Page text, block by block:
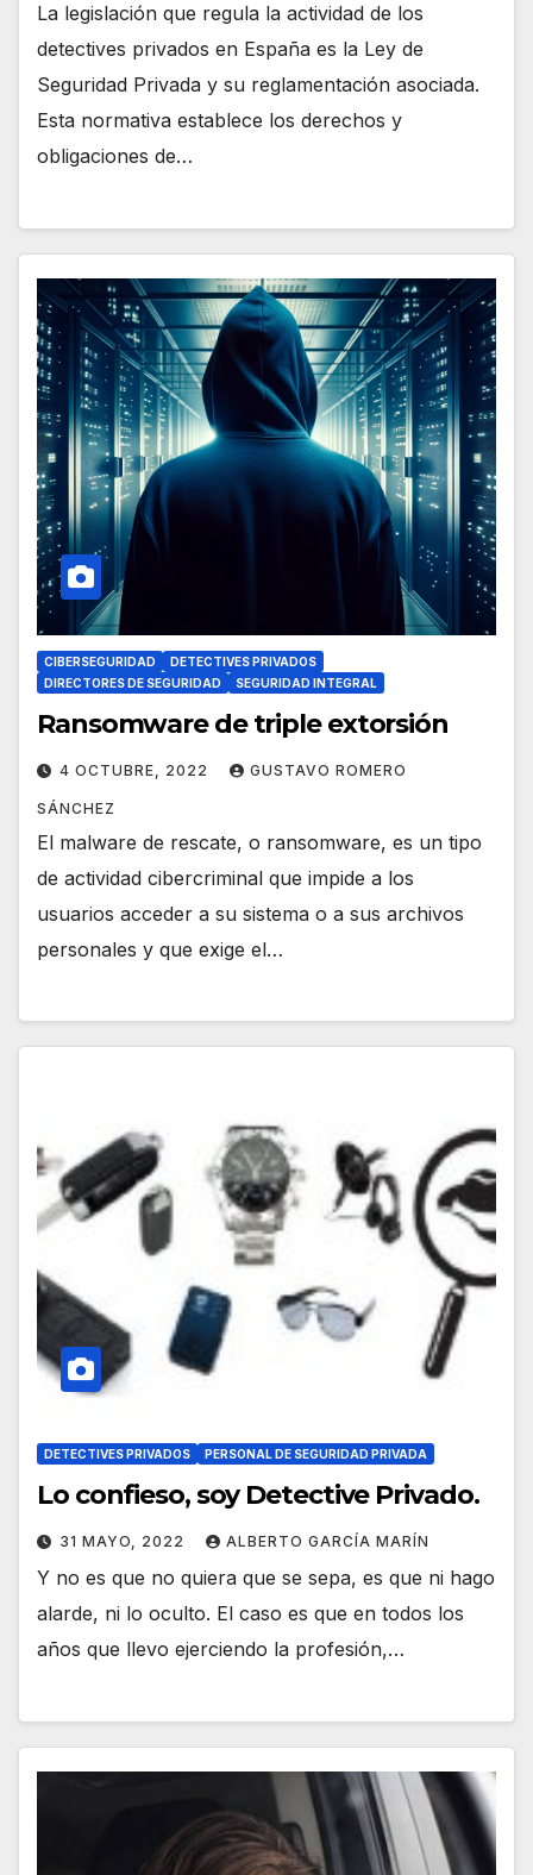
La legislación que regula la actividad de los
detectives privados en España es la Ley de
Seguridad Privada y su reglamentación asociada.
Esta normativa establece los derechos y
obligaciones de…
CIBERSEGURIDAD
DETECTIVES PRIVADOS
DIRECTORES DE SEGURIDAD
SEGURIDAD INTEGRAL
Ransomware de triple extorsión
4 OCTUBRE, 2022 GUSTAVO ROMERO
SÁNCHEZ
El malware de rescate, o ransomware, es un tipo
de actividad cibercriminal que impide a los
usuarios acceder a su sistema o a sus archivos
personales y que exige el…
DETECTIVES PRIVADOS PERSONAL DE SEGURIDAD PRIVADA
Lo confieso, soy Detective Privado.
31 MAYO, 2022 ALBERTO GARCÍA MARÍN
Y no es que no quiera que se sepa, es que ni hago
alarde, ni lo oculto. El caso es que en todos los
años que llevo ejerciendo la profesión,…